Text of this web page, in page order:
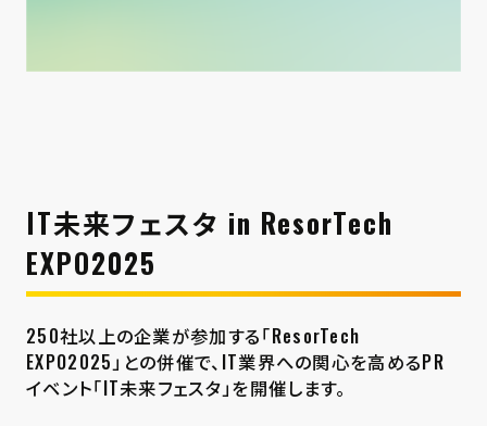
IT未来フェスタ in ResorTech
EXPO2025
250社以上の企業が参加する「ResorTech
EXPO2025」との併催で、IT業界への関心を高めるPR
イベント「IT未来フェスタ」を開催します。